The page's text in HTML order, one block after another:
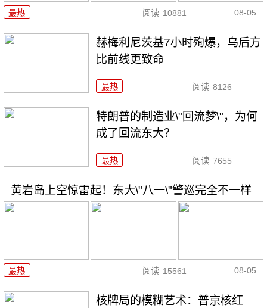
最热 阅读 10881 08-05
赫梅利尼茨基7小时殉爆，乌后方
比前线更致命
最热 阅读 8126
特朗普的制造业\"回流梦\"，为何
成了回流东大？
最热 阅读 7655
黄岩岛上空惊雷起！东大\"八一\"警巡完全不一样
最热 阅读 15561 08-05
核牌局的模糊艺术：普京核红